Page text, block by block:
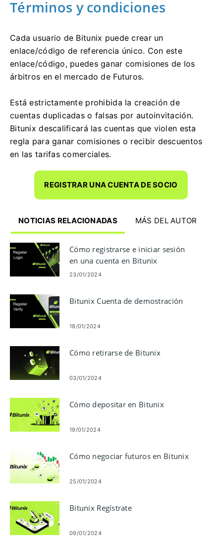
Términos y condiciones
Cada usuario de Bitunix puede crear un
enlace/código de referencia único. Con este
enlace/código, puedes ganar comisiones de los
árbitros en el mercado de Futuros.
Está estrictamente prohibida la creación de
cuentas duplicadas o falsas por autoinvitación.
Bitunix descalificará las cuentas que violen esta
regla para ganar comisiones o recibir descuentos
en las tarifas comerciales.
REGISTRAR UNA CUENTA DE SOCIO
NOTICIAS RELACIONADAS MÁS DEL AUTOR
Cómo registrarse e iniciar sesión
en una cuenta en Bitunix
23/01/2024
Bitunix Cuenta de demostración
18/01/2024
Cómo retirarse de Bitunix
03/01/2024
Cómo depositar en Bitunix
19/01/2024
Cómo negociar futuros en Bitunix
25/01/2024
Bitunix Regístrate
09/01/2024